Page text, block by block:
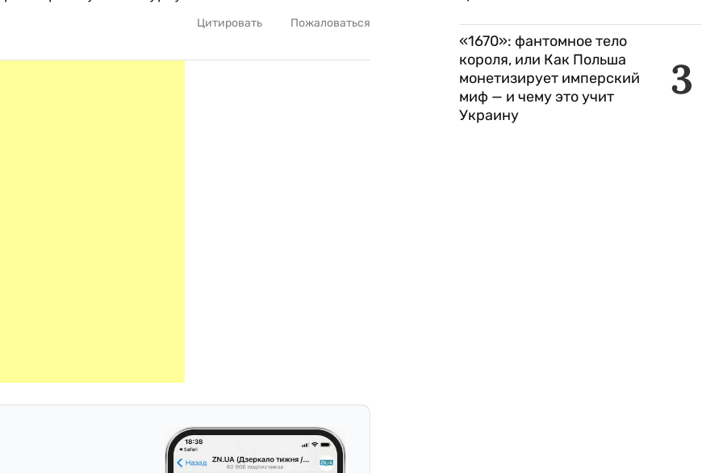
Цитировать Пожаловаться
3
«1670»: фантомное тело
короля, или Как Польша
монетизирует имперский
миф — и чему это учит
Украину